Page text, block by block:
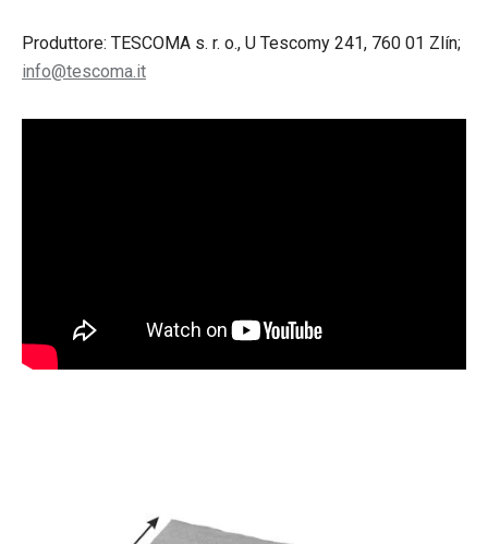
Produttore: TESCOMA s. r. o., U Tescomy 241, 760 01 Zlín;
info@tescoma.it